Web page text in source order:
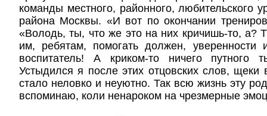
команды местного, районного, любительского
района Москвы. «И вот по окончании
«Володь, ты, что же это на них кричишь-то, а?
им, ребятам, помогать должен,
воспитатель! А криком-то ничего
Устыдился я после этих отцовских слов, щеки
стало неловко и неуютно. Так всю жизнь эту
вспоминаю, коли ненароком на чрезмерные